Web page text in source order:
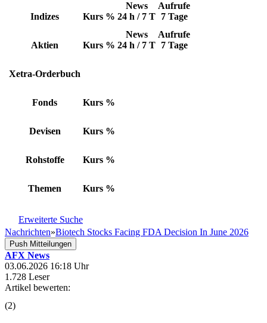
Indizes Kurs %
News
24 h / 7 T
Aufrufe
7 Tage
Aktien Kurs %
News
24 h / 7 T
Aufrufe
7 Tage
Xetra-Orderbuch
Fonds Kurs %
Devisen Kurs %
Rohstoffe Kurs %
Themen Kurs %
Erweiterte Suche
Nachrichten»Biotech Stocks Facing FDA Decision In June 2026
Push Mitteilungen
AFX News
03.06.2026 16:18 Uhr
1.728 Leser
Artikel bewerten:
(2)